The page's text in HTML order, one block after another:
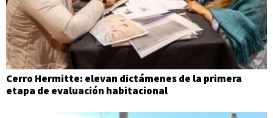
Cerro Hermitte: elevan dictámenes de la primera
etapa de evaluación habitacional